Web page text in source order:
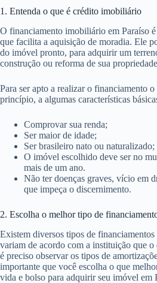
1. Entenda o que é crédito imobiliário
O financiamento imobiliário em Paraíso
que facilita a aquisição de moradia. Ele
do imóvel pronto, para adquirir um
construção ou reforma de sua
Para ser apto a realizar o financiamento
princípio, a algumas características
Comprovar sua renda;
Ser maior de idade;
Ser brasileiro nato ou naturalizado;
O imóvel escolhido deve ser no
mais de um ano.
Não ter doenças graves, vício em
que impeça o discernimento.
2. Escolha o melhor tipo de
Existem diversos tipos de
variam de acordo com a instituição que
é preciso observar os tipos de
importante que você escolha o que
vida e bolso para adquirir seu imóvel em